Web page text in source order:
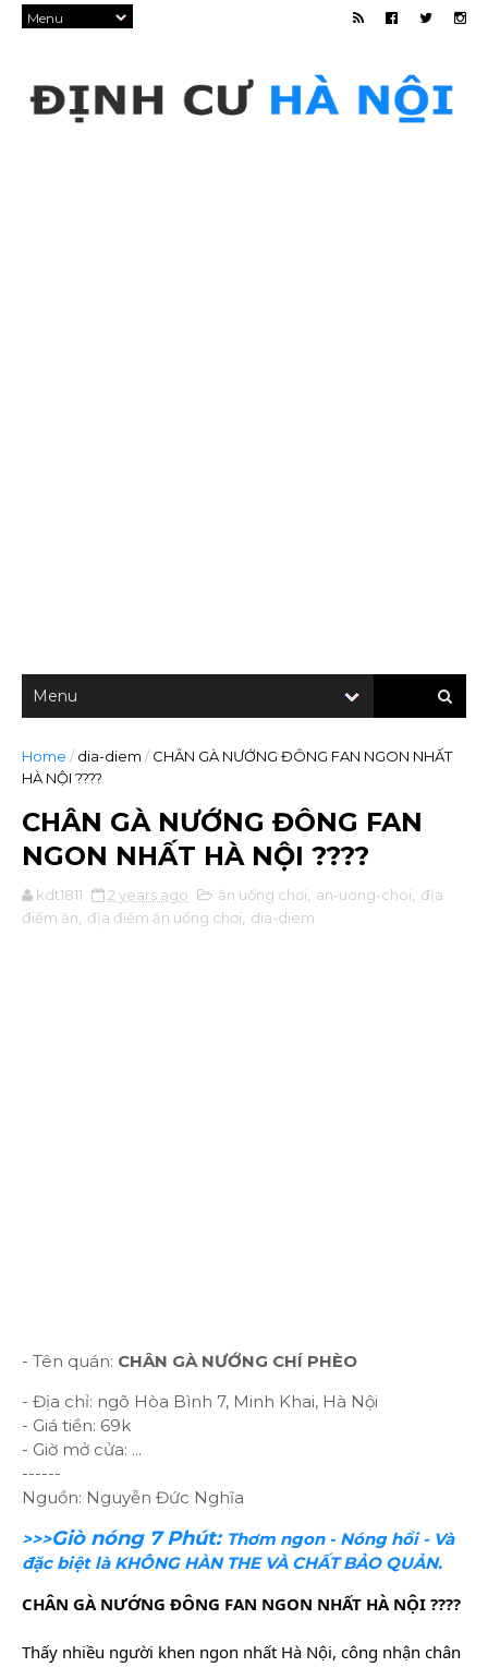
Home / dia-diem / CHÂN GÀ NƯỚNG ĐÔNG FAN NGON NHẤT
HÀ NỘI ????
CHÂN GÀ NƯỚNG ĐÔNG FAN
NGON NHẤT HÀ NỘI ????
kdt1811 2 years ago ăn uống chơi an-uong-choi
địa
điểm ăn
địa điểm ăn uống chơi dia-diem
- Tên quán: CHÂN GÀ NƯỚNG CHÍ PHÈO
- Địa chỉ: ngõ Hòa Bình 7, Minh Khai, Hà Nội
- Giá tiền: 69k
- Giờ mở cửa: ...
------
Nguồn: Nguyễn Đức Nghĩa
>>>Giò nóng 7 Phút: Thơm ngon - Nóng hổi - Và
đặc biệt là KHÔNG HÀN THE VÀ CHẤT BẢO QUẢN.
CHÂN GÀ NƯỚNG ĐÔNG FAN NGON NHẤT HÀ NỘI ????
Thấy nhiều người khen ngon nhất Hà Nội, công nhận chân